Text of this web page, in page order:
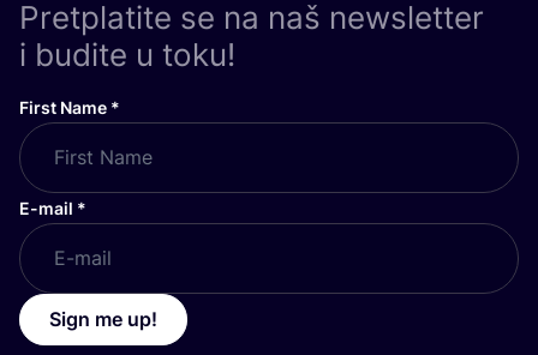
Pretplatite se na naš newsletter
i budite u toku!
First Name *
E-mail *
Sign me up!